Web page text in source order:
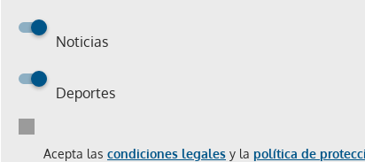
Noticias
Deportes
Acepta las condiciones legales y la política de